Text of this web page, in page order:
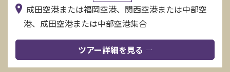
成田空港または福岡空港、関西空港または中部空
港、成田空港または中部空港集合
ツアー詳細を見る